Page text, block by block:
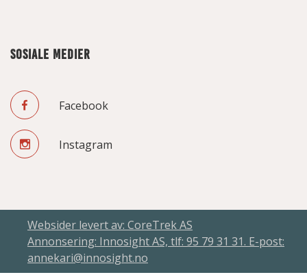
SOSIALE MEDIER
Facebook
Instagram
Websider levert av: CoreTrek AS
Annonsering: Innosight AS, tlf: 95 79 31 31. E-post:
annekari@innosight.no